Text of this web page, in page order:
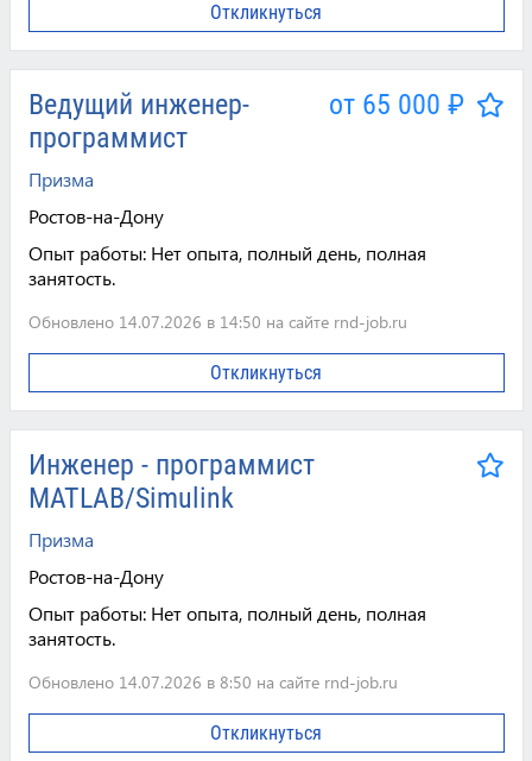
Откликнуться
Ведущий инженер-
программист
от 65 000 ₽
Призма
Ростов-на-Дону
Опыт работы: Нет опыта, полный день, полная
занятость.
Обновлено 14.07.2026 в 14:50 на сайте rnd-job.ru
Откликнуться
Инженер - программист
MATLAB/Simulink
Призма
Ростов-на-Дону
Опыт работы: Нет опыта, полный день, полная
занятость.
Обновлено 14.07.2026 в 8:50 на сайте rnd-job.ru
Откликнуться